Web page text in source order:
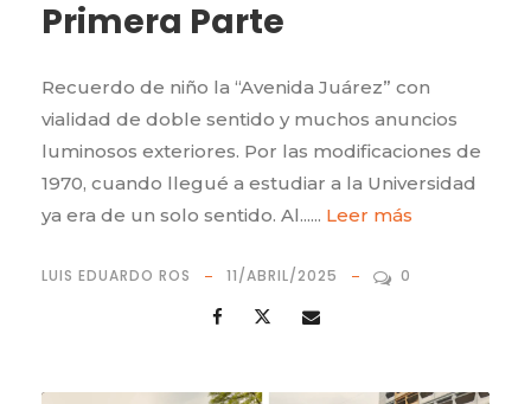
Primera Parte
Recuerdo de niño la “Avenida Juárez” con
vialidad de doble sentido y muchos anuncios
luminosos exteriores. Por las modificaciones de
1970, cuando llegué a estudiar a la Universidad
ya era de un solo sentido. Al...... Leer más
LUIS EDUARDO ROS 11/ABRIL/2025 0